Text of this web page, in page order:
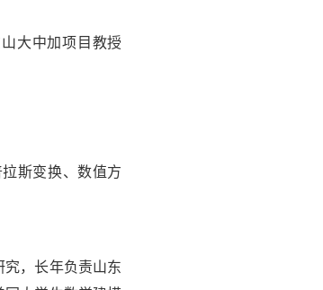
大中加项目教授
斯变换、数值方
，长年负责山东